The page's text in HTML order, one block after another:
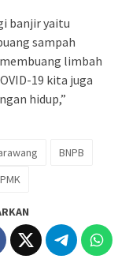
banjir yaitu
sampah
limbah
19 kita juga
hidup,”
BNPB